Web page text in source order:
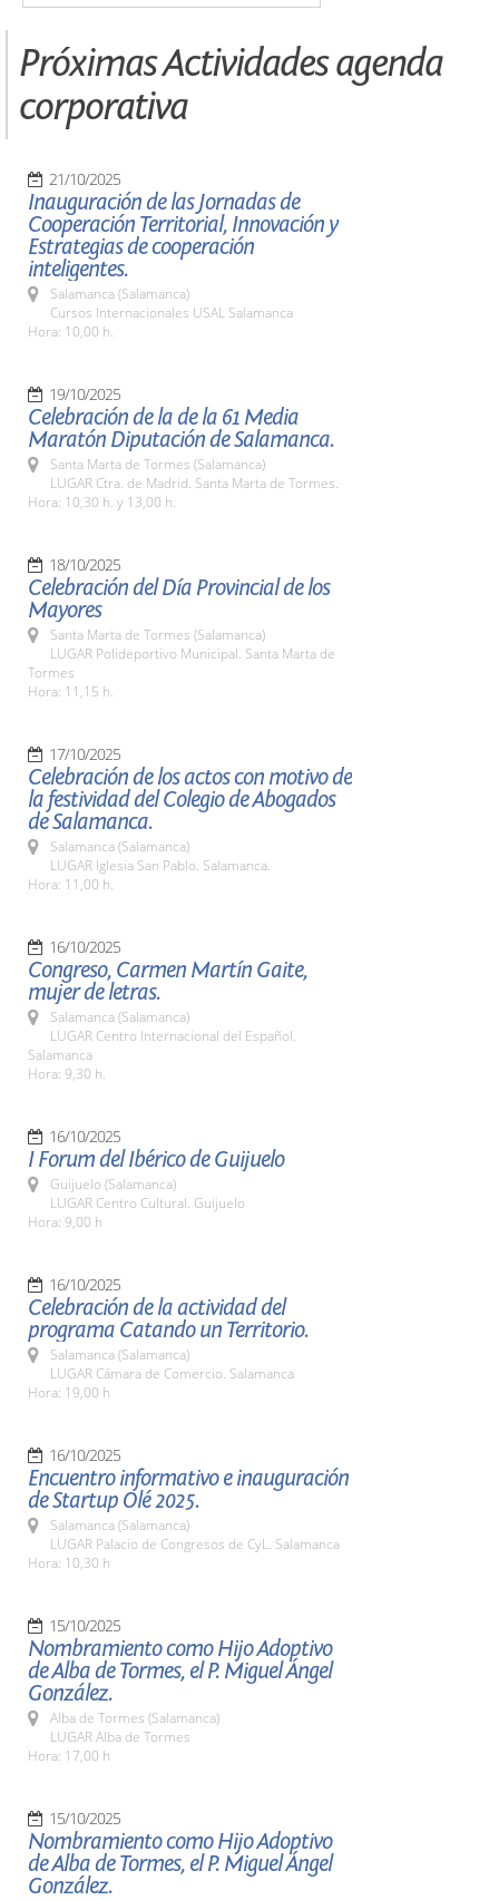
Próximas Actividades agenda
corporativa
21/10/2025
Inauguración de las Jornadas de
Cooperación Territorial, Innovación y
Estrategias de cooperación
inteligentes.
Salamanca (Salamanca)
Cursos Internacionales USAL Salamanca
Hora: 10,00 h.
19/10/2025
Celebración de la de la 61 Media
Maratón Diputación de Salamanca.
Santa Marta de Tormes (Salamanca)
LUGAR Ctra. de Madrid. Santa Marta de Tormes.
Hora: 10,30 h. y 13,00 h.
18/10/2025
Celebración del Día Provincial de los
Mayores
Santa Marta de Tormes (Salamanca)
LUGAR Polideportivo Municipal. Santa Marta de
Tormes
Hora: 11,15 h.
17/10/2025
Celebración de los actos con motivo de
la festividad del Colegio de Abogados
de Salamanca.
Salamanca (Salamanca)
LUGAR Iglesia San Pablo. Salamanca.
Hora: 11,00 h.
16/10/2025
Congreso, Carmen Martín Gaite,
mujer de letras.
Salamanca (Salamanca)
LUGAR Centro Internacional del Español.
Salamanca
Hora: 9,30 h.
16/10/2025
I Forum del Ibérico de Guijuelo
Guijuelo (Salamanca)
LUGAR Centro Cultural. Guijuelo
Hora: 9,00 h
16/10/2025
Celebración de la actividad del
programa Catando un Territorio.
Salamanca (Salamanca)
LUGAR Cámara de Comercio. Salamanca
Hora: 19,00 h
16/10/2025
Encuentro informativo e inauguración
de Startup Olé 2025.
Salamanca (Salamanca)
LUGAR Palacio de Congresos de CyL. Salamanca
Hora: 10,30 h
15/10/2025
Nombramiento como Hijo Adoptivo
de Alba de Tormes, el P. Miguel Ángel
González.
Alba de Tormes (Salamanca)
LUGAR Alba de Tormes
Hora: 17,00 h
15/10/2025
Nombramiento como Hijo Adoptivo
de Alba de Tormes, el P. Miguel Ángel
González.